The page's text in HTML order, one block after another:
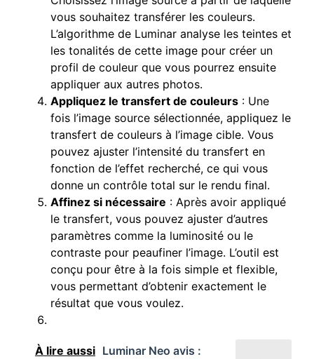
vous souhaitez transférer les couleurs.
L’algorithme de Luminar analyse les teintes et
les tonalités de cette image pour créer un
profil de couleur que vous pourrez ensuite
appliquer aux autres photos.
Appliquez le transfert de couleurs : Une
fois l’image source sélectionnée, appliquez le
transfert de couleurs à l’image cible. Vous
pouvez ajuster l’intensité du transfert en
fonction de l’effet recherché, ce qui vous
donne un contrôle total sur le rendu final.
Affinez si nécessaire : Après avoir appliqué
le transfert, vous pouvez ajuster d’autres
paramètres comme la luminosité ou le
contraste pour peaufiner l’image. L’outil est
conçu pour être à la fois simple et flexible,
vous permettant d’obtenir exactement le
résultat que vous voulez.
À lire aussi Luminar Neo avis :